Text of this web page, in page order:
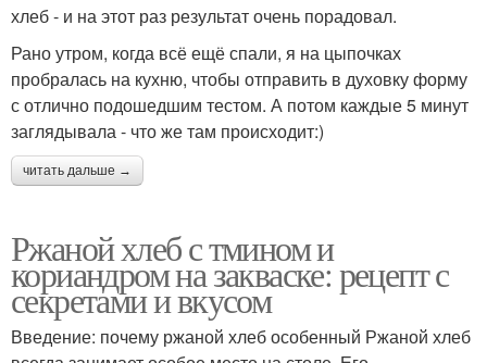
хлеб - и на этот раз результат очень порадовал.
Рано утром, когда всё ещё спали, я на цыпочках
пробралась на кухню, чтобы отправить в духовку форму
с отлично подошедшим тестом. А потом каждые 5 минут
заглядывала - что же там происходит:)
читать дальше →
Ржаной хлеб с тмином и
кориандром на закваске: рецепт с
секретами и вкусом
Введение: почему ржаной хлеб особенный Ржаной хлеб